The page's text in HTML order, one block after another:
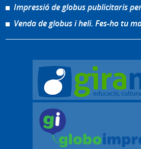
Impressió de globus publicitaris
Venda de globus i heli. Fes-ho tu